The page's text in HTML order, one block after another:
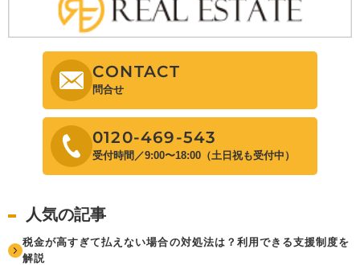
CONTACT
問合せ
0120-469-543
受付時間／9:00〜18:00（土日祝も受付中）
人気の記事
税金が高すぎて払えない場合の対処法は？利用できる支援制度を
解説